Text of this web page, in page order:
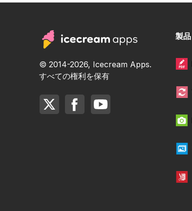
© 2014-2026, Icecream Apps.
すべての権利を保有
製品